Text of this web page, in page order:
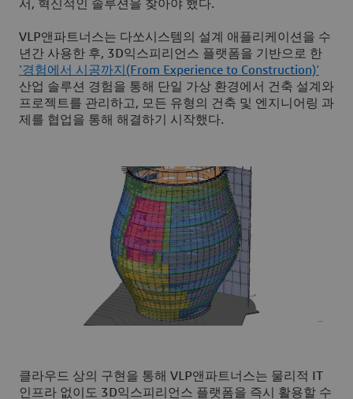
서, 혁신적인 솔루션을 찾아야 했다.
VLP앤파트너스는 다쏘시스템의 설계 애플리케이션을 수
년간 사용한 후, 3D익스피리언스 플랫폼을 기반으로 한
'경험에서 시공까지(From Experience to Construction)’
산업 솔루션 경험을 통해 단일 가상 환경에서 건축 설계와
프로젝트를 관리하고, 모든 유형의 건축 및 엔지니어링 과
제를 협업을 통해 해결하기 시작했다.
클라우드 상의 구현을 통해 VLP앤파트너스는 물리적 IT
인프라 없이도 3D익스피리언스 플랫폼을 즉시 활용할 수